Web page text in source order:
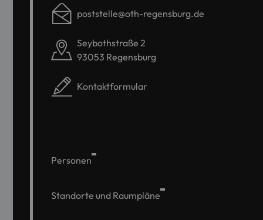
poststelle@oth-regensburg.de
Seybothstraße 2
93053 Regensburg
Kontaktformular
Personen
Standorte und Raumpläne